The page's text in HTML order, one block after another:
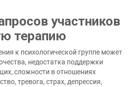
участников
терапию
к психологической группе может
недостатка поддержки
сложности в отношениях
тревога, страх, депрессия,